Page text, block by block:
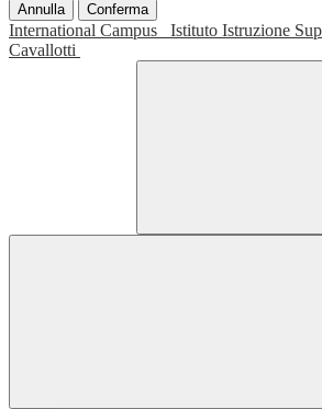
Annulla Conferma
International Campus Istituto Istruzione
Cavallotti